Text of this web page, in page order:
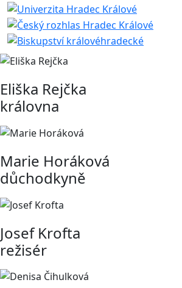
Eliška Rejčka
královna
Marie Horáková
důchodkyně
Josef Krofta
režisér